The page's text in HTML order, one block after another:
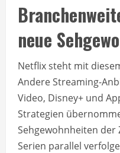
neue
Netflix steht mit
Andere Streaming-
Video, Disney+ und
Strategien
Sehgewohnheiten
Serien parallel